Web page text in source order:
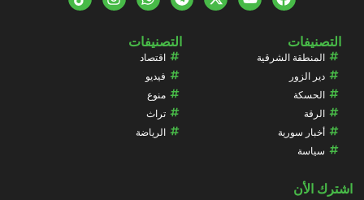
التصنيفات
المنطقة الشرقية
دير الزور
الحسكة
الرقة
أخبار سورية
سياسة
التصنيفات
اقتصاد
فيديو
منوع
تراث
الرياضة
اشترك الأن